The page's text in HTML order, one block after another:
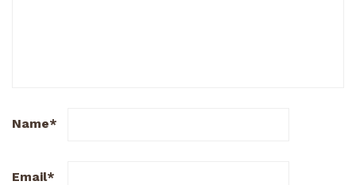
Name*
Email*